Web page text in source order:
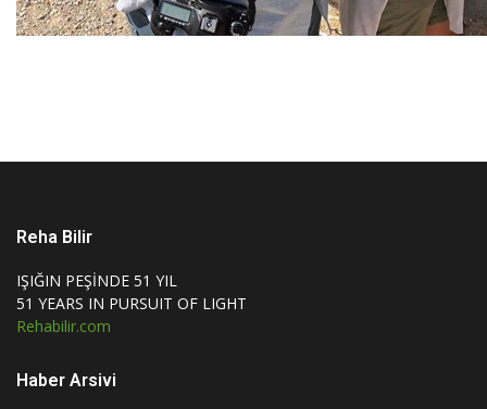
Reha Bilir
IŞIĞIN PEŞİNDE 51 YIL
51 YEARS IN PURSUIT OF LIGHT
Rehabilir.com
Haber Arsivi